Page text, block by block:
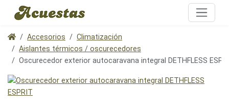
Accesorios
Climatización
Aislantes térmicos / oscurecedores
Oscurecedor exterior autocaravana integral DETHFLESS